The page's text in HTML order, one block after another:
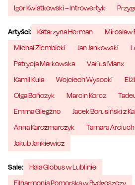
Igor Kwiatkowski – Introwertyk
Artyści: Katarzyna Herman
Mirosław
Michał Ziembicki
Jan Jankowski
Patrycja Markowska
Varius Manx
Kamil Kula
Wojciech Wysocki
Olga Bończyk
Marcin Korcz
Emma Giegżno
Jacek Borusiński z
Anna Karczmarczyk
Tamara Arciuch
Jakub Jankiewicz
Sale:
Hala Globus w Lublinie
Filharmonia Pomorska w Bydgoszczy